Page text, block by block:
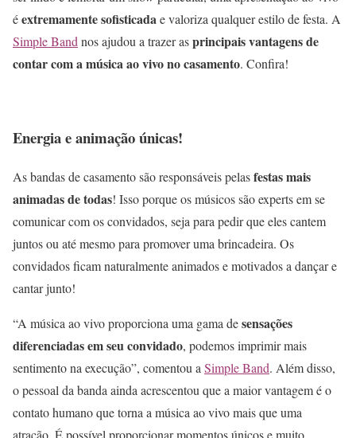
éextremamente sofisticadae valoriza qualquer estilo de festa. A
Simple Band nos ajudou a trazer asprincipais vantagens de
contar com a música ao vivo no casamento. Confira!
Energia e animação únicas!
As bandas de casamento são responsáveis pelasfestas mais
animadas de todas! Isso porque os músicos são experts em se
comunicar com os convidados, seja para pedir que eles cantem
juntos ou até mesmo para promover uma brincadeira. Os
convidados ficam naturalmente animados e motivados a dançar e
cantar junto!
“A música ao vivo proporciona uma gama desensações
diferenciadas em seu convidado, podemos imprimir mais
sentimento na execução”, comentou a Simple Band. Além disso,
o pessoal da banda ainda acrescentou que a maior vantagem é o
contato humano que torna a música ao vivo mais que uma
atração. É possível proporcionar momentos únicos e muito